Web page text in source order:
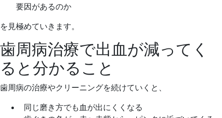
要因があるのか
を見極めていきます。
歯周病治療で出血が減ってく
ると分かること
歯周病の治療やクリーニングを続けていくと、
同じ磨き方でも血が出にくくなる